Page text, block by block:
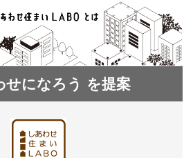
せになろう を提案